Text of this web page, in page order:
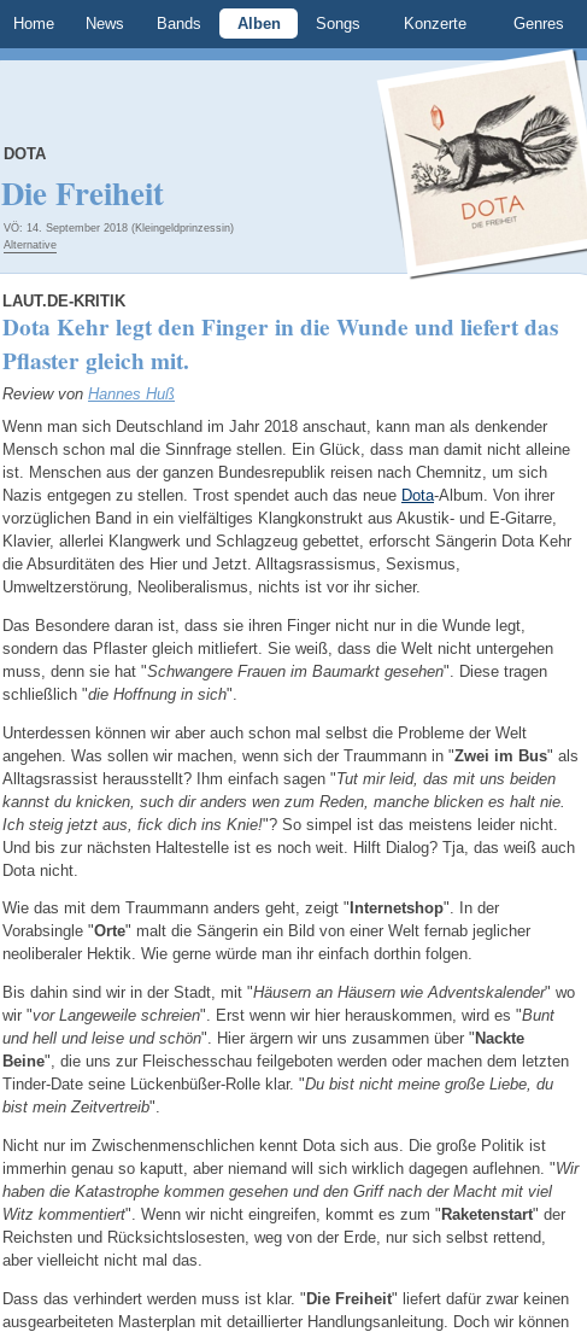
Home News Bands Alben Songs Konzerte Genres
DOTA
Die Freiheit
VÖ: 14. September 2018 (Kleingeldprinzessin)
Alternative
LAUT.DE-KRITIK
Dota Kehr legt den Finger in die Wunde und liefert das
Pflaster gleich mit.
Review von Hannes Huß
Wenn man sich Deutschland im Jahr 2018 anschaut, kann man als denkender
Mensch schon mal die Sinnfrage stellen. Ein Glück, dass man damit nicht alleine
ist. Menschen aus der ganzen Bundesrepublik reisen nach Chemnitz, um sich
Nazis entgegen zu stellen. Trost spendet auch das neue Dota-Album. Von ihrer
vorzüglichen Band in ein vielfältiges Klangkonstrukt aus Akustik- und E-Gitarre,
Klavier, allerlei Klangwerk und Schlagzeug gebettet, erforscht Sängerin Dota Kehr
die Absurditäten des Hier und Jetzt. Alltagsrassismus, Sexismus,
Umweltzerstörung, Neoliberalismus, nichts ist vor ihr sicher.
Das Besondere daran ist, dass sie ihren Finger nicht nur in die Wunde legt,
sondern das Pflaster gleich mitliefert. Sie weiß, dass die Welt nicht untergehen
muss, denn sie hat "Schwangere Frauen im Baumarkt gesehen". Diese tragen
schließlich "die Hoffnung in sich".
Unterdessen können wir aber auch schon mal selbst die Probleme der Welt
angehen. Was sollen wir machen, wenn sich der Traummann in "Zwei im Bus" als
Alltagsrassist herausstellt? Ihm einfach sagen "Tut mir leid, das mit uns beiden
kannst du knicken, such dir anders wen zum Reden, manche blicken es halt nie.
Ich steig jetzt aus, fick dich ins Knie!"? So simpel ist das meistens leider nicht.
Und bis zur nächsten Haltestelle ist es noch weit. Hilft Dialog? Tja, das weiß auch
Dota nicht.
Wie das mit dem Traummann anders geht, zeigt " Internetshop". In der
Vorabsingle "Orte" malt die Sängerin ein Bild von einer Welt fernab jeglicher
neoliberaler Hektik. Wie gerne würde man ihr einfach dorthin folgen.
Bis dahin sind wir in der Stadt, mit "Häusern an Häusern wie Adventskalender" wo
wir "vor Langeweile schreien". Erst wenn wir hier herauskommen, wird es "Bunt
und hell und leise und schön". Hier ärgern wir uns zusammen über " Nackte
Beine", die uns zur Fleischesschau feilgeboten werden oder machen dem letzten
Tinder-Date seine Lückenbüßer-Rolle klar. "Du bist nicht meine große Liebe, du
bist mein Zeitvertreib".
Nicht nur im Zwischenmenschlichen kennt Dota sich aus. Die große Politik ist
immerhin genau so kaputt, aber niemand will sich wirklich dagegen auflehnen. "Wir
haben die Katastrophe kommen gesehen und den Griff nach der Macht mit viel
Witz kommentiert". Wenn wir nicht eingreifen, kommt es zum " Raketenstart" der
Reichsten und Rücksichtslosesten, weg von der Erde, nur sich selbst rettend,
aber vielleicht nicht mal das.
Dass das verhindert werden muss ist klar. " Die Freiheit" liefert dafür zwar keinen
ausgearbeiteten Masterplan mit detaillierter Handlungsanleitung. Doch wir können